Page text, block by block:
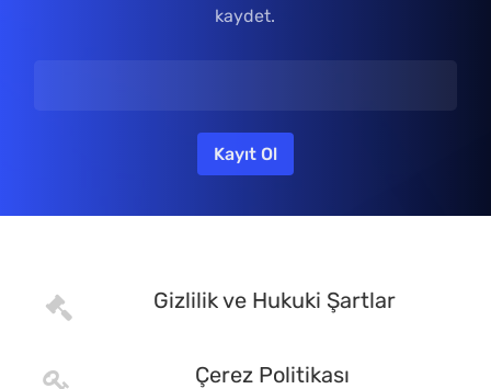
kaydet.
Gizlilik ve Hukuki Şartlar
Çerez Politikası